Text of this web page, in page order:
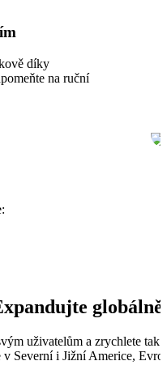
díky
na ruční
globálně
uživatelům a zrychlete tak
v Severní i Jižní Americe,